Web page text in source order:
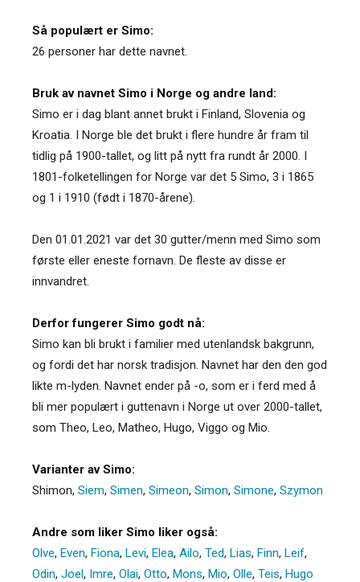
Så populært er Simo:
26 personer har dette navnet.
Bruk av navnet Simo i Norge og andre land:
Simo er i dag blant annet brukt i Finland, Slovenia og
Kroatia. I Norge ble det brukt i flere hundre år fram til
tidlig på 1900-tallet, og litt på nytt fra rundt år 2000. I
1801-folketellingen for Norge var det 5 Simo, 3 i 1865
og 1 i 1910 (født i 1870-årene).
Den 01.01.2021 var det 30 gutter/menn med Simo som
første eller eneste fornavn. De fleste av disse er
innvandret.
Derfor fungerer Simo godt nå:
Simo kan bli brukt i familier med utenlandsk bakgrunn,
og fordi det har norsk tradisjon. Navnet har den den god
likte m-lyden. Navnet ender på -o, som er i ferd med å
bli mer populært i guttenavn i Norge ut over 2000-tallet,
som Theo, Leo, Matheo, Hugo, Viggo og Mio.
Varianter av Simo:
Shimon, Siem, Simen, Simeon, Simon, Simone, Szymon
Andre som liker Simo liker også:
Olve, Even, Fiona, Levi, Elea, Ailo, Ted, Lias, Finn, Leif,
Odin, Joel, Imre, Olai, Otto, Mons, Mio, Olle, Teis, Hugo